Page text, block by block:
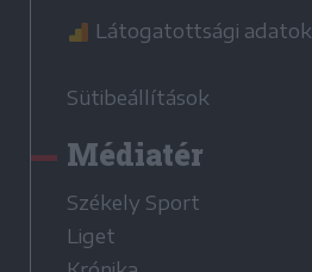
Látogatottsági adatok
Sütibeállítások
Médiatér
Székely Sport
Liget